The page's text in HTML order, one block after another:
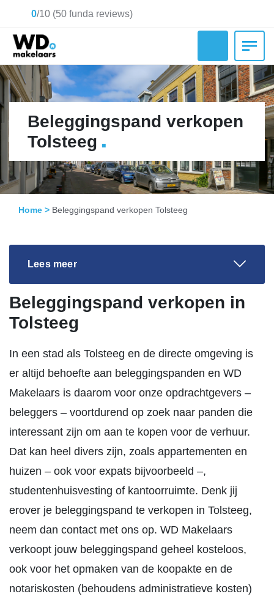
0/10 (50 funda reviews)
Beleggingspand verkopen
Tolsteeg .
Home > Beleggingspand verkopen Tolsteeg
Lees meer
Beleggingspand verkopen in
Tolsteeg
In een stad als Tolsteeg en de directe omgeving is
er altijd behoefte aan beleggingspanden en WD
Makelaars is daarom voor onze opdrachtgevers –
beleggers – voortdurend op zoek naar panden die
interessant zijn om aan te kopen voor de verhuur.
Dat kan heel divers zijn, zoals appartementen en
huizen – ook voor expats bijvoorbeeld –,
studentenhuisvesting of kantoorruimte. Denk jij
erover je beleggingspand te verkopen in Tolsteeg,
neem dan contact met ons op. WD Makelaars
verkoopt jouw beleggingspand geheel kosteloos,
ook voor het opmaken van de koopakte en de
notariskosten (behoudens administratieve kosten)